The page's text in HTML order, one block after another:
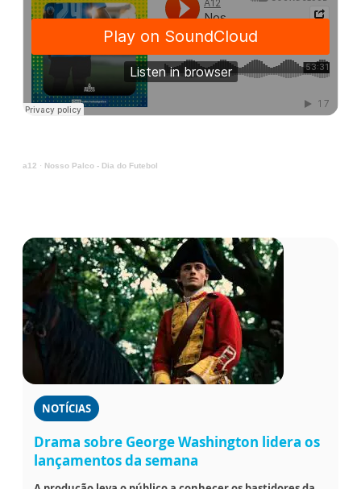
a12 · Nosso Palco - Dia do Futebol
NOTÍCIAS
Drama sobre George Washington lidera os
lançamentos da semana